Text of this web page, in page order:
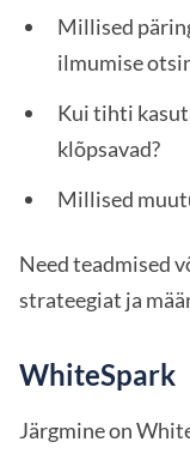
Millised
ilmumise
Kui tihti
klõpsavad?
Millised
Need teadmised
strateegiat ja
WhiteSpark
Järgmine on